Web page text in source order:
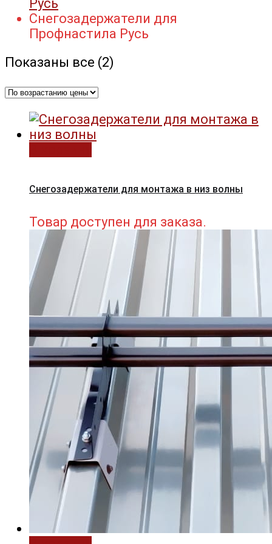
Русь
Снегозадержатели для
Профнастила Русь
Показаны все (2)
Снегозадержатели для монтажа в низ волны
Товар доступен для заказа.